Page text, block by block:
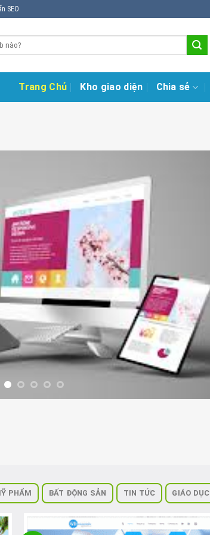
SEO
Trang Chủ Kho giao diện Chia sẻ
PHẨM BẤT ĐỘNG SẢN TIN TỨC GIÁO DỤC